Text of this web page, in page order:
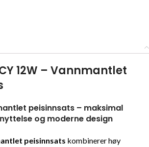
12W – Vannmantlet
peisinnsats – maksimal
og moderne design
peisinnsats kombinerer høy